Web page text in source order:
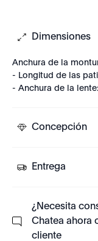
Dimensiones
Anchura de la
- Longitud de las
- Anchura de la
Concepción
Entrega
¿Necesita
Chatea ahora
cliente